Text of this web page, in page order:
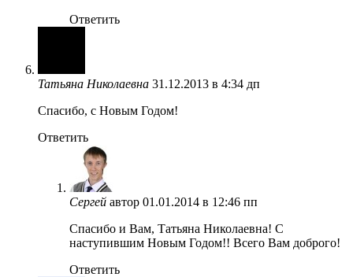
Ответить
Татьяна Николаевна 31.12.2013 в 4:34 дп
Спасибо, с Новым Годом!
Ответить
Сергей автор 01.01.2014 в 12:46 пп
Спасибо и Вам, Татьяна Николаевна! С
наступившим Новым Годом!! Всего Вам доброго!
Ответить